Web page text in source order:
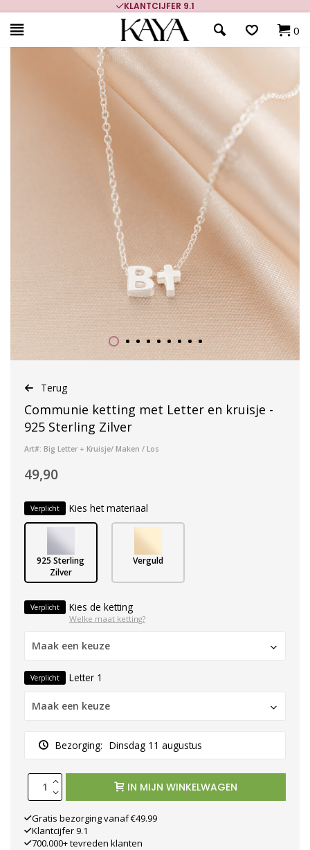
KLANTCIJFER 9.1
0
Terug
Communie ketting met Letter en kruisje -
925 Sterling Zilver
Art#: Big Letter + Kruisje/ Maken / Los
49,90
Verplicht Kies het materiaal
925 Sterling
Zilver
Verguld
Verplicht Kies de ketting
Welke maat ketting?
Maak een keuze
Verplicht Letter 1
Maak een keuze
Bezorging: Dinsdag 11 augustus
IN MIJN WINKELWAGEN
Gratis bezorging vanaf €49.99
Klantcijfer 9.1
700.000+ tevreden klanten